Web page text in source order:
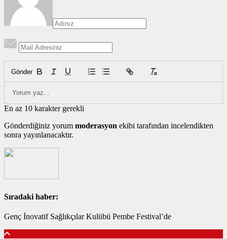
Gönder
En az 10 karakter gerekli
Gönderdiğiniz yorum moderasyon ekibi tarafından incelendikten
sonra yayınlanacaktır.
Sıradaki haber:
Genç İnovatif Sağlıkçılar Kulübü Pembe Festival’de